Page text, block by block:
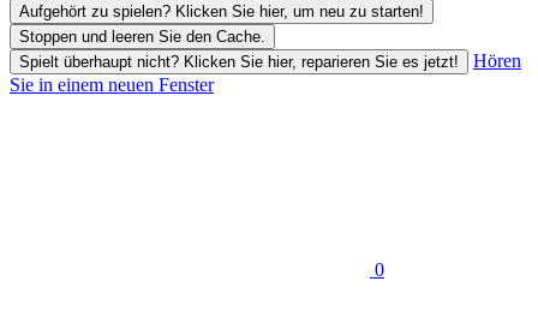
Aufgehört zu spielen? Klicken Sie hier, um neu zu starten!
Stoppen und leeren Sie den Cache.
Spielt überhaupt nicht? Klicken Sie hier, reparieren Sie es jetzt!
Hören
Sie in einem neuen Fenster
0